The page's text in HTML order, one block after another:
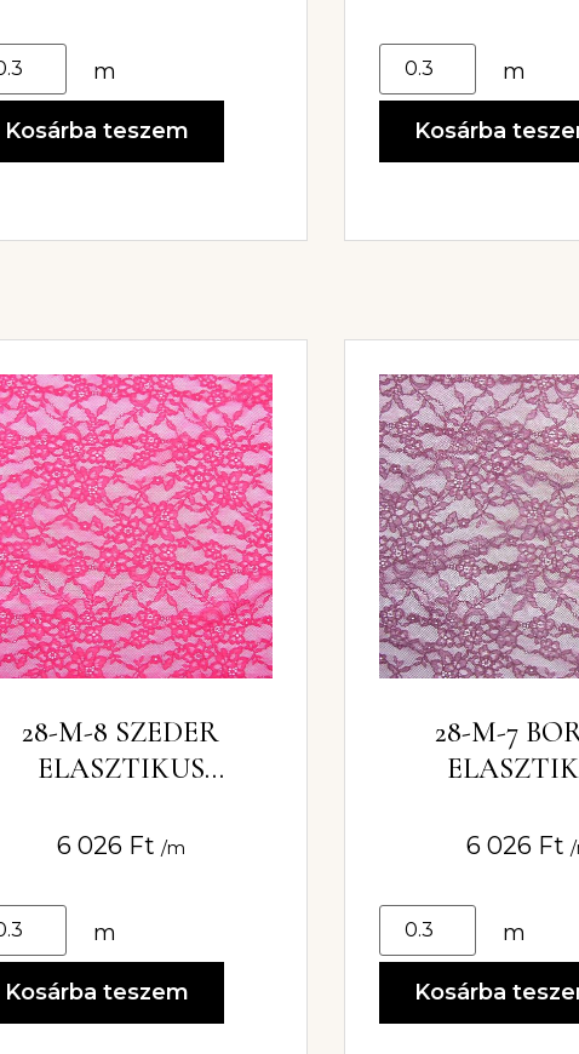
m
Kosárba teszem
m
Kosárba
28-M-8 SZEDER
ELASZTIKUS
6 026 Ft /m
m
Kosárba teszem
28-M-7
6 026 Ft
m
Kosárba